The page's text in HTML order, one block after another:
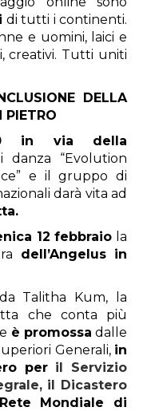
di tutti i continenti.
e uomini, laici e
creativi. Tutti uniti
DELLA
PIETRO
in via della
“Evolution
e il gruppo di
darà vita ad
12 febbraio la
dell’Angelus in
Talitha Kum, la
che conta più
è promossa dalle
Generali, in
per il Servizio
il Dicastero
Rete Mondiale di